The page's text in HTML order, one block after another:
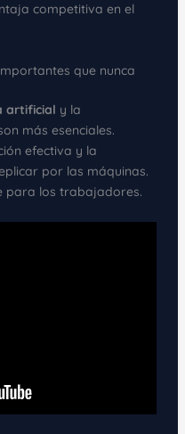
competitiva en el
que nunca
artificial y la
más esenciales.
efectiva y la
por las máquinas.
para los trabajadores.